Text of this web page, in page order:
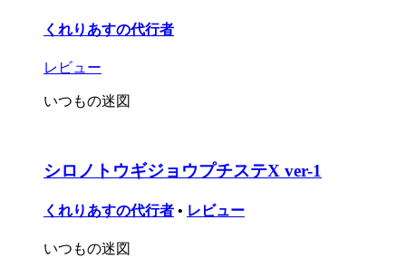
くれりあすの代行者
レビュー
いつもの迷図
シロノトウギジョウプチステX ver-1
くれりあすの代行者 • レビュー
いつもの迷図